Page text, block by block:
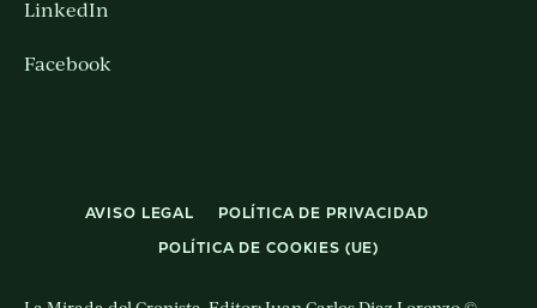
LinkedIn
Facebook
AVISO LEGAL
POLÍTICA DE PRIVACIDAD
POLÍTICA DE COOKIES (UE)